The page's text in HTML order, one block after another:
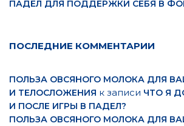
ПАДЕЛ ДЛЯ ПОДДЕРЖКИ СЕБЯ В
ПОСЛЕДНИЕ КОММЕНТАРИИ
ПОЛЬЗА ОВСЯНОГО МОЛОКА ДЛЯ
И ТЕЛОСЛОЖЕНИЯ к записи ЧТО Я
И ПОСЛЕ ИГРЫ В ПАДЕЛ?
ПОЛЬЗА ОВСЯНОГО МОЛОКА ДЛЯ